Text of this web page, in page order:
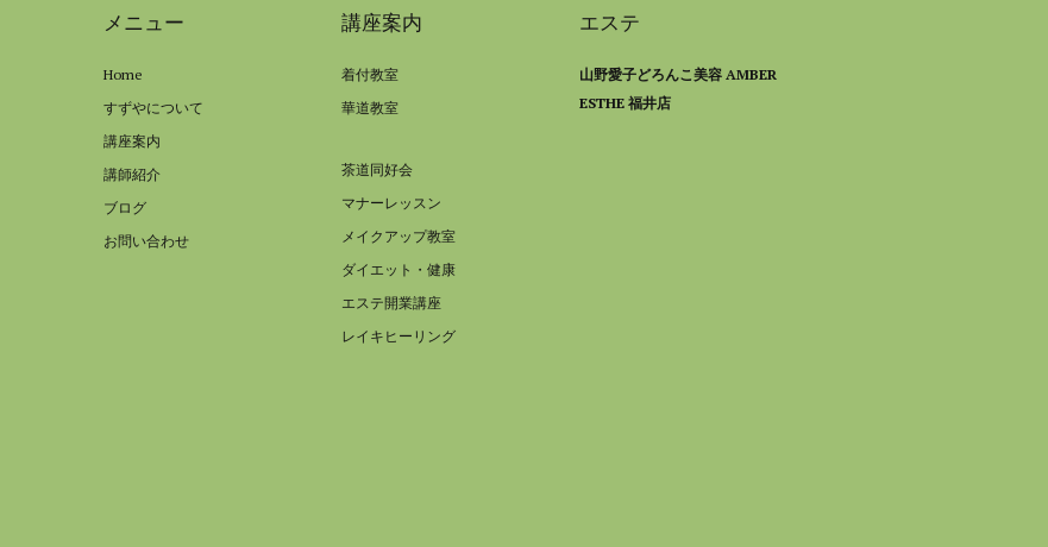
メニュー
Home
すずやについて
講座案内
講師紹介
ブログ
お問い合わせ
講座案内
着付教室
華道教室
茶道同好会
マナーレッスン
メイクアップ教室
ダイエット・健康
エステ開業講座
レイキヒーリング
エステ
山野愛子どろんこ美容 AMBER
ESTHE 福井店